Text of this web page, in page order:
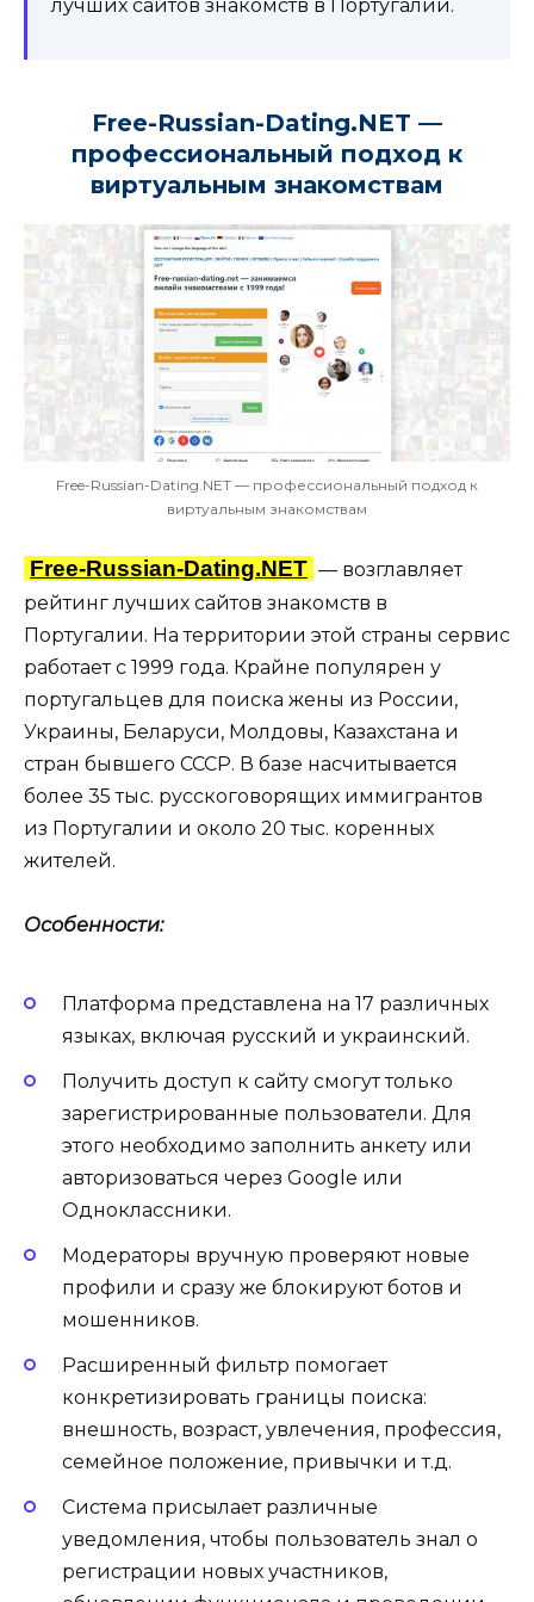
лучших сайтов знакомств в Португалии.
Free-Russian-Dating.NET —
профессиональный подход к
виртуальным знакомствам
Free-Russian-Dating.NET — профессиональный подход к
виртуальным знакомствам
Free-Russian-Dating.NET — возглавляет
рейтинг лучших сайтов знакомств в
Португалии. На территории этой страны сервис
работает с 1999 года. Крайне популярен у
португальцев для поиска жены из России,
Украины, Беларуси, Молдовы, Казахстана и
стран бывшего СССР. В базе насчитывается
более 35 тыс. русскоговорящих иммигрантов
из Португалии и около 20 тыс. коренных
жителей.
Особенности:
Платформа представлена на 17 различных
языках, включая русский и украинский.
Получить доступ к сайту смогут только
зарегистрированные пользователи. Для
этого необходимо заполнить анкету или
авторизоваться через Google или
Одноклассники.
Модераторы вручную проверяют новые
профили и сразу же блокируют ботов и
мошенников.
Расширенный фильтр помогает
конкретизировать границы поиска:
внешность, возраст, увлечения, профессия,
семейное положение, привычки и т.д.
Система присылает различные
уведомления, чтобы пользователь знал о
регистрации новых участников,